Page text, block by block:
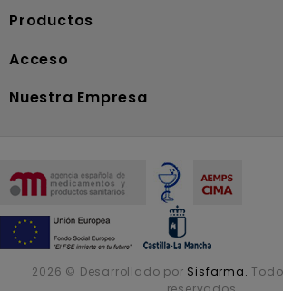
Productos
Acceso
Nuestra Empresa
2026 © Desarrollado por Sisfarma.